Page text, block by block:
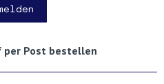
per Post bestellen